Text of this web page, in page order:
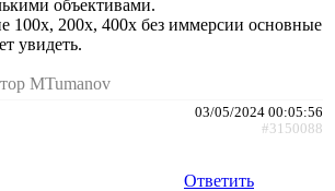
объективами.
100х, 200х, 400х без иммерсии основные
увидеть.
MTumanov
03/05/2024 00:05:56
#3150088
Ответить